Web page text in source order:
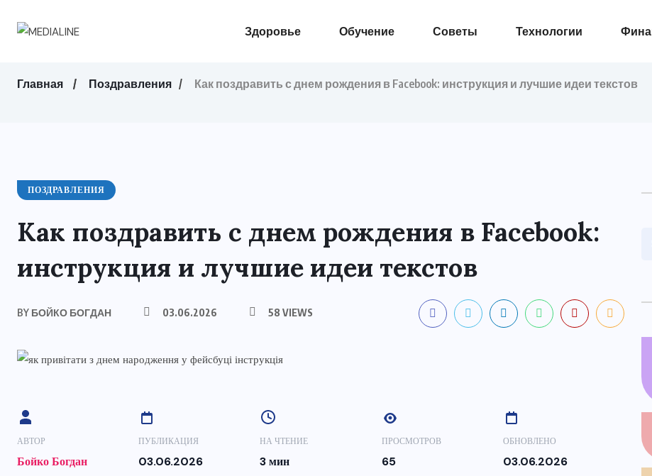
Здоровье Обучение Советы Технологии
Главная Поздравления Как поздравить с днем рождения в Facebook: инструкция и лучшие идеи текстов
ПОЗДРАВЛЕНИЯ
Как поздравить с днем рождения в Facebook:
инструкция и лучшие идеи текстов
BY БОЙКО БОГДАН 03.06.2026 58 VIEWS
АВТОР
Бойко Богдан
ПУБЛИКАЦИЯ
03.06.2026
НА ЧТЕНИЕ
3 мин
ПРОСМОТРОВ
65
ОБНОВЛЕНО
03.06.2026